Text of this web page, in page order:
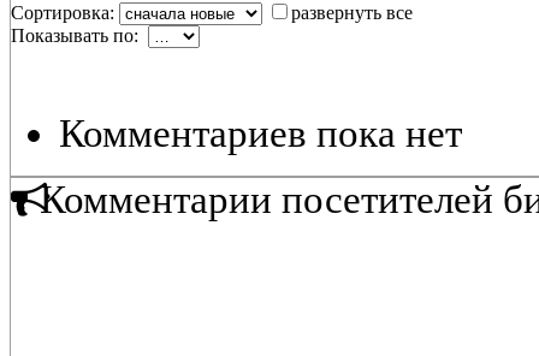
Сортировка:
развернуть все
Показывать по:
Комментариев пока нет
Комментарии посетителей